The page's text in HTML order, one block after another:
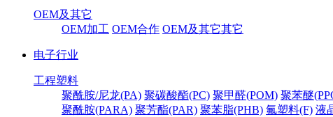
OEM及其它
OEM加工 OEM合作 OEM及其它其它
电子行业
工程塑料
聚酰胺/尼龙(PA) 聚碳酸酯(PC) 聚甲醛(POM) 聚苯醚
聚酰胺(PARA) 聚芳酯(PAR) 聚苯脂(PHB) 氟塑料(F) 液